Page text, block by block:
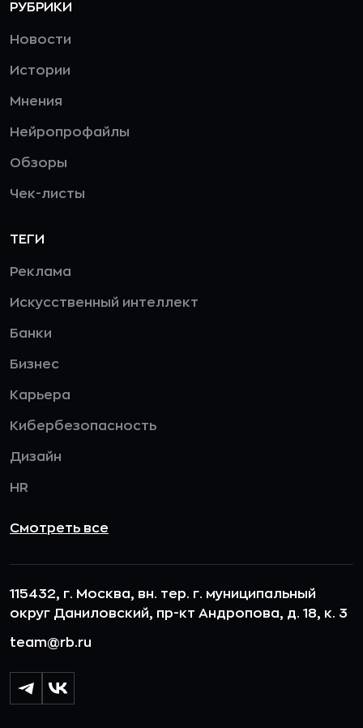
РУБРИКИ
Новости
Истории
Мнения
Нейропрофайлы
Обзоры
Чек-листы
ТЕГИ
Реклама
Искусственный интеллект
Банки
Бизнес
Карьера
Кибербезопасность
Дизайн
HR
Смотреть все
115432, г. Москва, вн. тер. г. муниципальный
округ Даниловский, пр-кт Андропова, д. 18, к. 3
team@rb.ru